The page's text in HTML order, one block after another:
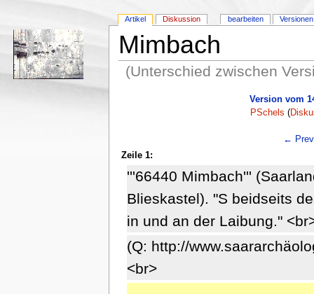
Mimbach
(Unterschied zwischen
Version vom
PSchels (
←
Zeile 1:
'''66440 Mimbach'''
Blieskastel). "S beidseits
in und an der Laibung."
(Q: http://
<br>
Artikel Diskussion bearbeiten Versionen